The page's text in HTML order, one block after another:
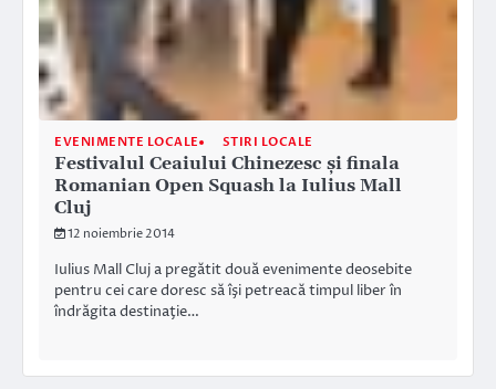
EVENIMENTE LOCALE STIRI LOCALE
Festivalul Ceaiului Chinezesc și finala
Romanian Open Squash la Iulius Mall
Cluj
12 noiembrie 2014
Iulius Mall Cluj a pregătit două evenimente deosebite
pentru cei care doresc să îşi petreacă timpul liber în
îndrăgita destinaţie…